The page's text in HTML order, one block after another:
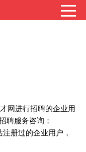
网进行招聘的企业用
聘服务咨询；
册过的企业用户，